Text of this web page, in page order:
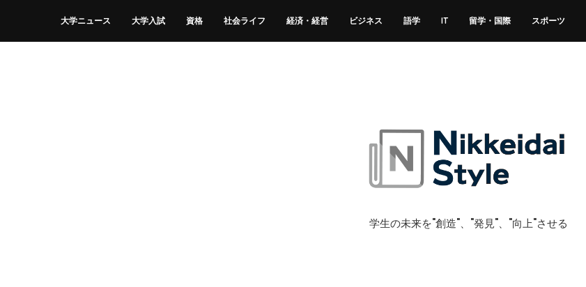
大学ニュース 大学入試 資格 社会ライフ 経済・経営 ビジネス 語学 IT 留学・国際 スポーツ
学生の未来を"創造"、"発見"、"向上"させる